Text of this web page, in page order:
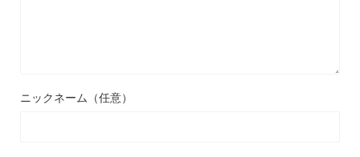
ニックネーム（任意）